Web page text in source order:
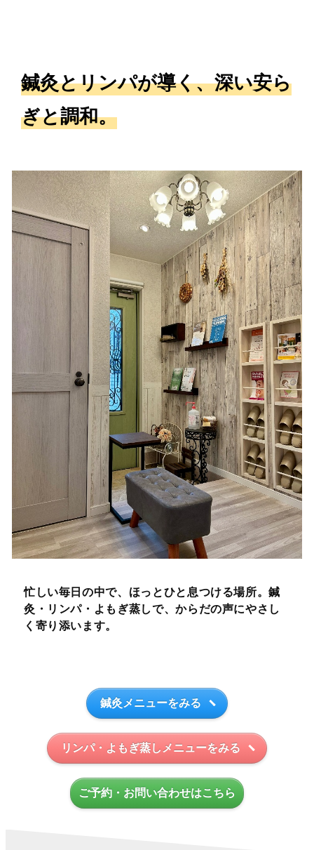
鍼灸とリンパが導く、深い安ら
ぎと調和。
忙しい毎日の中で、ほっとひと息つける場所。鍼
灸・リンパ・よもぎ蒸しで、からだの声にやさし
く寄り添います。
鍼灸メニューをみる
リンパ・よもぎ蒸しメニューをみる
ご予約・お問い合わせはこちら